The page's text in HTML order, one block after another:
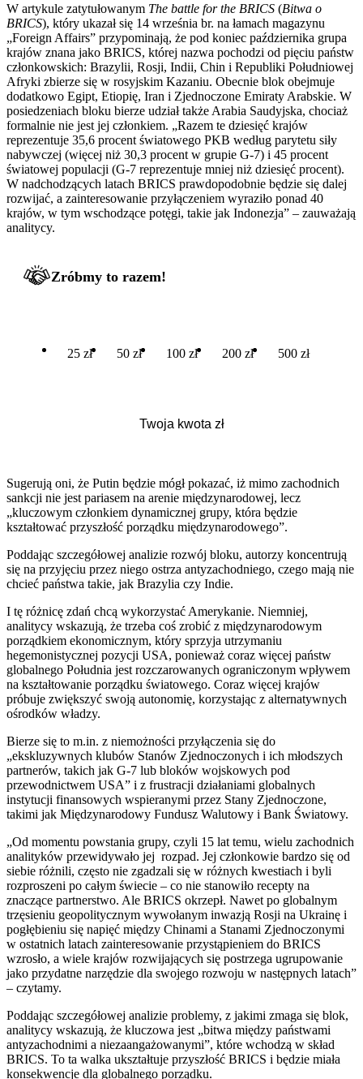
W artykule zatytułowanym The battle for the BRICS (Bitwa o
BRICS), który ukazał się 14 września br. na łamach magazynu
„Foreign Affairs” przypominają, że pod koniec października grupa
krajów znana jako BRICS, której nazwa pochodzi od pięciu państw
członkowskich: Brazylii, Rosji, Indii, Chin i Republiki Południowej
Afryki zbierze się w rosyjskim Kazaniu. Obecnie blok obejmuje
dodatkowo Egipt, Etiopię, Iran i Zjednoczone Emiraty Arabskie. W
posiedzeniach bloku bierze udział także Arabia Saudyjska, chociaż
formalnie nie jest jej członkiem. „Razem te dziesięć krajów
reprezentuje 35,6 procent światowego PKB według parytetu siły
nabywczej (więcej niż 30,3 procent w grupie G-7) i 45 procent
światowej populacji (G-7 reprezentuje mniej niż dziesięć procent).
W nadchodzących latach BRICS prawdopodobnie będzie się dalej
rozwijać, a zainteresowanie przyłączeniem wyraziło ponad 40
krajów, w tym wschodzące potęgi, takie jak Indonezja” – zauważają
analitycy.
Zróbmy to razem!
25 zł 50 zł 100 zł 200 zł 500 zł
Sugerują oni, że Putin będzie mógł pokazać, iż mimo zachodnich
sankcji nie jest pariasem na arenie międzynarodowej, lecz
„kluczowym członkiem dynamicznej grupy, która będzie
kształtować przyszłość porządku międzynarodowego”.
Poddając szczegółowej analizie rozwój bloku, autorzy koncentrują
się na przyjęciu przez niego ostrza antyzachodniego, czego mają nie
chcieć państwa takie, jak Brazylia czy Indie.
I tę różnicę zdań chcą wykorzystać Amerykanie. Niemniej,
analitycy wskazują, że trzeba coś zrobić z międzynarodowym
porządkiem ekonomicznym, który sprzyja utrzymaniu
hegemonistycznej pozycji USA, ponieważ coraz więcej państw
globalnego Południa jest rozczarowanych ograniczonym wpływem
na kształtowanie porządku światowego. Coraz więcej krajów
próbuje zwiększyć swoją autonomię, korzystając z alternatywnych
ośrodków władzy.
Bierze się to m.in. z niemożności przyłączenia się do
„ekskluzywnych klubów Stanów Zjednoczonych i ich młodszych
partnerów, takich jak G-7 lub bloków wojskowych pod
przewodnictwem USA” i z frustracji działaniami globalnych
instytucji finansowych wspieranymi przez Stany Zjednoczone,
takimi jak Międzynarodowy Fundusz Walutowy i Bank Światowy.
„Od momentu powstania grupy, czyli 15 lat temu, wielu zachodnich
analityków przewidywało jej rozpad. Jej członkowie bardzo się od
siebie różnili, często nie zgadzali się w różnych kwestiach i byli
rozproszeni po całym świecie – co nie stanowiło recepty na
znaczące partnerstwo. Ale BRICS okrzepł. Nawet po globalnym
trzęsieniu geopolitycznym wywołanym inwazją Rosji na Ukrainę i
pogłębieniu się napięć między Chinami a Stanami Zjednoczonymi
w ostatnich latach zainteresowanie przystąpieniem do BRICS
wzrosło, a wiele krajów rozwijających się postrzega ugrupowanie
jako przydatne narzędzie dla swojego rozwoju w następnych latach”
– czytamy.
Poddając szczegółowej analizie problemy, z jakimi zmaga się blok,
analitycy wskazują, że kluczowa jest „bitwa między państwami
antyzachodnimi a niezaangażowanymi”, które wchodzą w skład
BRICS. To ta walka ukształtuje przyszłość BRICS i będzie miała
konsekwencje dla globalnego porządku.